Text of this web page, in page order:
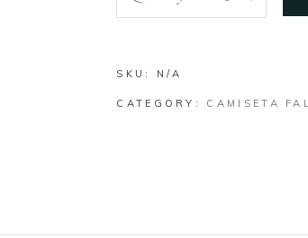
fallera
SKU: N/A
CATEGORY: CAMISETA